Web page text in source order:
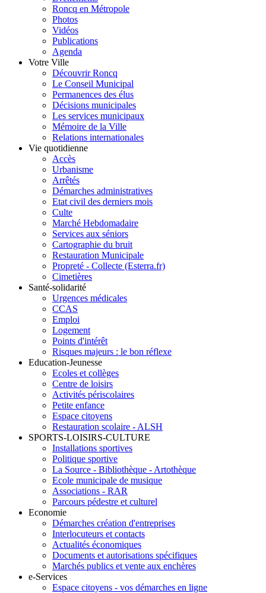
Roncq en Métropole
Photos
Vidéos
Publications
Agenda
Votre Ville
Découvrir Roncq
Le Conseil Municipal
Permanences des élus
Décisions municipales
Les services municipaux
Mémoire de la Ville
Relations internationales
Vie quotidienne
Accès
Urbanisme
Arrêtés
Démarches administratives
Etat civil des derniers mois
Culte
Marché Hebdomadaire
Services aux séniors
Cartographie du bruit
Restauration Municipale
Propreté - Collecte (Esterra.fr)
Cimetières
Santé-solidarité
Urgences médicales
CCAS
Emploi
Logement
Points d'intérêt
Risques majeurs : le bon réflexe
Education-Jeunesse
Ecoles et collèges
Centre de loisirs
Activités périscolaires
Petite enfance
Espace citoyens
Restauration scolaire - ALSH
SPORTS-LOISIRS-CULTURE
Installations sportives
Politique sportive
La Source - Bibliothèque - Artothèque
Ecole municipale de musique
Associations - RAR
Parcours pédestre et culturel
Economie
Démarches création d'entreprises
Interlocuteurs et contacts
Actualités économiques
Documents et autorisations spécifiques
Marchés publics et vente aux enchères
e-Services
Espace citoyens - vos démarches en ligne